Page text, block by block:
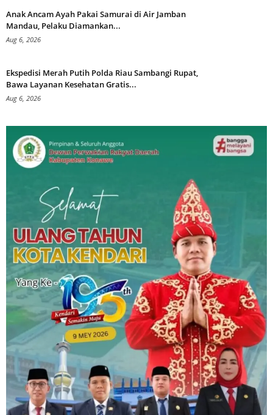
Anak Ancam Ayah Pakai Samurai di Air Jamban
Mandau, Pelaku Diamankan...
Aug 6, 2026
Ekspedisi Merah Putih Polda Riau Sambangi Rupat,
Bawa Layanan Kesehatan Gratis...
Aug 6, 2026